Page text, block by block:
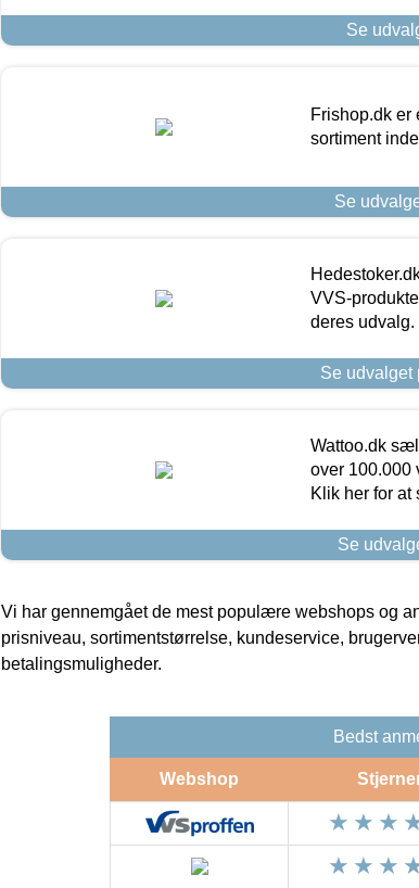
Se
Frishop.dk er
sortiment
Se
VVS-
deres udvalg.
Se udvalget
Wattoo.dk
over 100.000
Klik her for at
Se
Vi har gennemgået de mest populære webshops og
prisniveau, sortimentstørrelse, kundeservice,
betalingsmuligheder.
Bedst
Webshop